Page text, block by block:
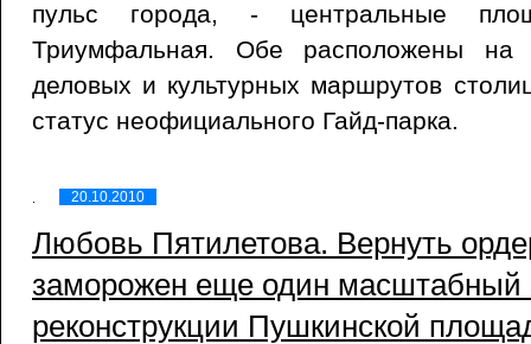
пульс города, - центральные
Триумфальная. Обе расположены на
деловых и культурных маршрутов
статус неофициального Гайд-парка.
20.10.2010
Любовь Пятилетова. Вернуть
заморожен еще один масштабный
реконструкции Пушкинской